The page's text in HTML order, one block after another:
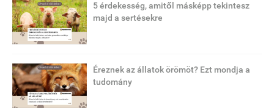
5 érdekesség, amitől másképp tekintesz
majd a sertésekre
Éreznek az állatok örömöt? Ezt mondja a
tudomány